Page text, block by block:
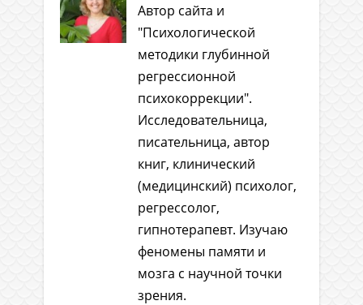
Автор сайта и
"Психологической
методики глубинной
регрессионной
психокоррекции".
Исследовательница,
писательница, автор
книг, клинический
(медицинский) психолог,
регрессолог,
гипнотерапевт. Изучаю
феномены памяти и
мозга с научной точки
зрения.